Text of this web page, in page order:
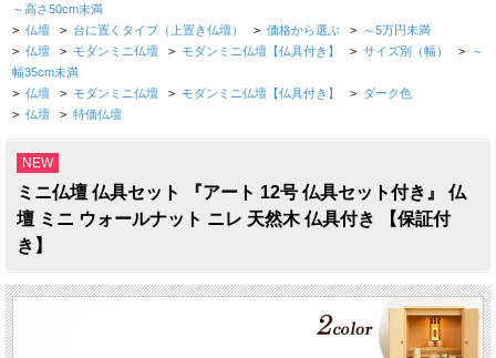
～高さ50cm未満
> 仏壇 > 台に置くタイプ（上置き仏壇） > 価格から選ぶ > ～5万円未満
> 仏壇 > モダンミニ仏壇 > モダンミニ仏壇【仏具付き】 > サイズ別（幅） >
～
幅35cm未満
> 仏壇 > モダンミニ仏壇 > モダンミニ仏壇【仏具付き】 > ダーク色
> 仏壇 > 特価仏壇
NEW
ミニ仏壇 仏具セット 『アート 12号 仏具セット付き』 仏
壇 ミニ ウォールナット ニレ 天然木 仏具付き 【保証付
き】